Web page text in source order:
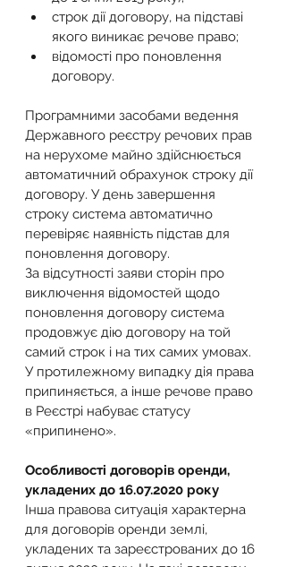
строк дії договору, на підставі
якого виникає речове право;
відомості про поновлення
договору.
Програмними засобами ведення
Державного реєстру речових прав
на нерухоме майно здійснюється
автоматичний обрахунок строку дії
договору. У день завершення
строку система автоматично
перевіряє наявність підстав для
поновлення договору.
За відсутності заяви сторін про
виключення відомостей щодо
поновлення договору система
продовжує дію договору на той
самий строк і на тих самих умовах.
У протилежному випадку дія права
припиняється, а інше речове право
в Реєстрі набуває статусу
«припинено».
Особливості договорів оренди,
укладених до 16.07.2020 року
Інша правова ситуація характерна
для договорів оренди землі,
укладених та зареєстрованих до 16